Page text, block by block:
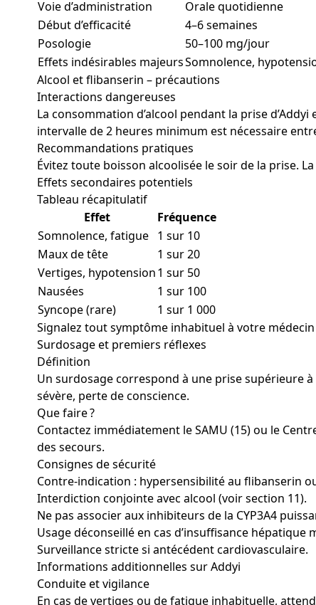
Voie d’administration
Orale quotidienne
Début d’efficacité
4–6 semaines
Posologie
50–100 mg/jour
Effets indésirables majeursSomnolence,
Alcool et flibanserin – précautions
Interactions dangereuses
La consommation d’alcool pendant la prise
intervalle de 2 heures minimum est nécessaire
Recommandations pratiques
Évitez toute boisson alcoolisée le soir de la prise.
Effets secondaires potentiels
Tableau récapitulatif
Effet
Fréquence
Somnolence, fatigue 1 sur 10
Maux de tête
1 sur 20
Vertiges, hypotension1 sur 50
Nausées
1 sur 100
Syncope (rare)
1 sur 1 000
Signalez tout symptôme inhabituel à votre
Surdosage et premiers réflexes
Définition
Un surdosage correspond à une prise supérieure
sévère, perte de conscience.
Que faire ?
Contactez immédiatement le SAMU (15) ou le
des secours.
Consignes de sécurité
Contre-indication : hypersensibilité au flibanserin
Interdiction conjointe avec alcool (voir section 11).
Ne pas associer aux inhibiteurs de la CYP3A4
Usage déconseillé en cas d’insuffisance hépatique
Surveillance stricte si antécédent cardiovasculaire.
Informations additionnelles sur Addyi
Conduite et vigilance
En cas de vertiges ou de fatigue inhabituelle,